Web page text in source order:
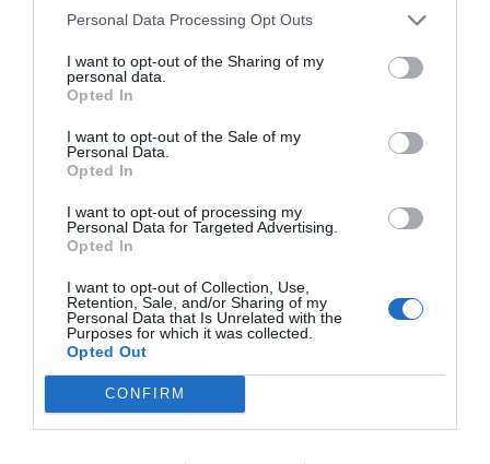
Personal Data Processing Opt Outs
I want to opt-out of the Sharing of my
personal data.
Opted In
I want to opt-out of the Sale of my
Personal Data.
Opted In
I want to opt-out of processing my
Personal Data for Targeted Advertising.
Opted In
I want to opt-out of Collection, Use,
Retention, Sale, and/or Sharing of my
Personal Data that Is Unrelated with the
Purposes for which it was collected.
Opted Out
CONFIRM